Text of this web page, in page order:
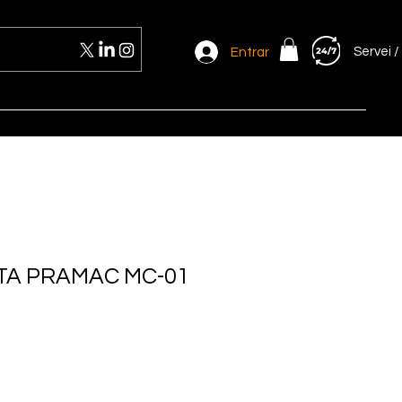
Servei /
Entrar
PRAMAC MC-01